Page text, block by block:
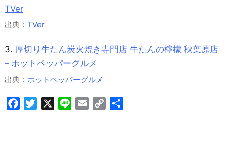
TVer
出典： TVer
3. 厚切り牛たん炭火焼き専門店 牛たんの檸檬 秋葉原店
– ホットペッパーグルメ
出典： ホットペッパーグルメ
FacebookTwitter Line Email
Copy